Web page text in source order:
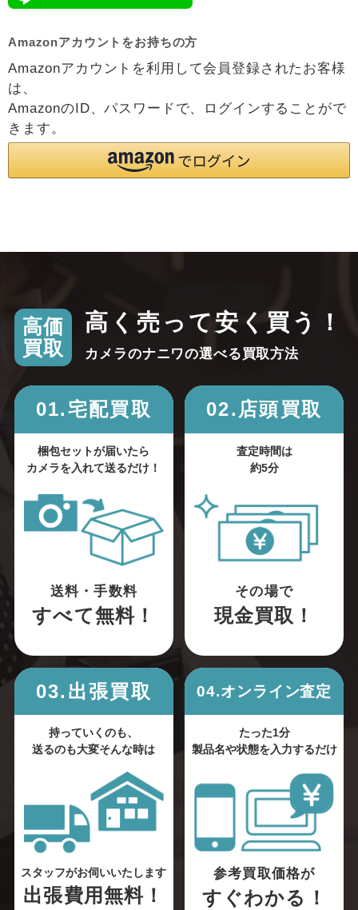
Amazonアカウントをお持ちの方
Amazonアカウントを利用して会員登録されたお客様
は、
AmazonのID、パスワードで、ログインすることがで
きます。
高価
買取
高く売って安く買う！
カメラのナニワの選べる買取方法
01.宅配買取
梱包セットが届いたら
カメラを入れて送るだけ！
送料・手数料
すべて無料！
02.店頭買取
査定時間は
約5分
その場で
現金買取！
03.出張買取
持っていくのも、
送るのも大変そんな時は
スタッフがお伺いいたします
出張費用無料！
04.オンライン査定
たった1分
製品名や状態を入力するだけ
参考買取価格が
すぐわかる！